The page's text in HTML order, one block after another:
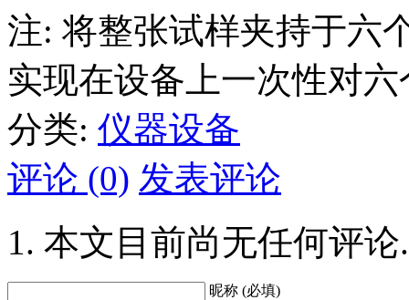
注: 将整张试样夹持于六
实现在设备上一次性对
分类: 仪器设备
评论 (0) 发表评论
本文目前尚无任何评论.
昵称 (必填)